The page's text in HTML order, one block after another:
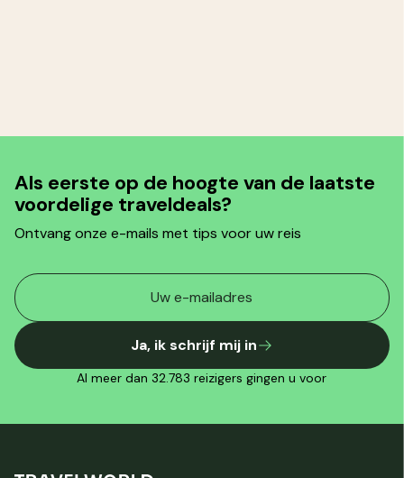
Als eerste op de hoogte van de laatste
voordelige traveldeals?
Ontvang onze e-mails met tips voor uw reis
Ja, ik schrijf mij in
Al meer dan 32.783 reizigers gingen u voor